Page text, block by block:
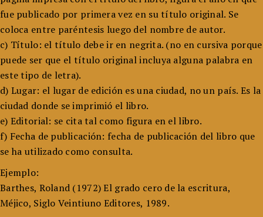
fue publicado por primera vez en su título original. Se
coloca entre paréntesis luego del nombre de autor.
c) Título: el título debe ir en negrita. (no en cursiva porque
puede ser que el título original incluya alguna palabra en
este tipo de letra).
d) Lugar: el lugar de edición es una ciudad, no un país. Es la
ciudad donde se imprimió el libro.
e) Editorial: se cita tal como figura en el libro.
f) Fecha de publicación: fecha de publicación del libro que
se ha utilizado como consulta.
Ejemplo:
Barthes, Roland (1972) El grado cero de la escritura,
Méjico, Siglo Veintiuno Editores, 1989.